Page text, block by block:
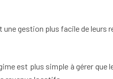
gestion plus facile de leurs
est plus simple à gérer que